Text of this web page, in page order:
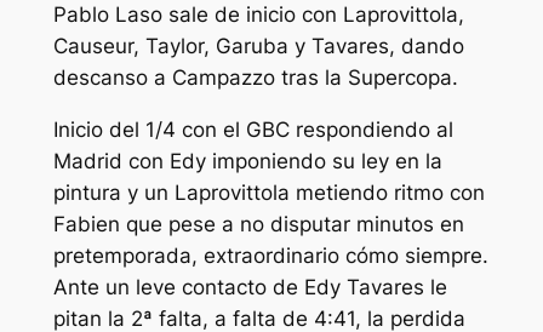
Pablo Laso sale de inicio con Laprovittola,
Causeur, Taylor, Garuba y Tavares, dando
descanso a Campazzo tras la Supercopa.
Inicio del 1/4 con el GBC respondiendo al
Madrid con Edy imponiendo su ley en la
pintura y un Laprovittola metiendo ritmo con
Fabien que pese a no disputar minutos en
pretemporada, extraordinario cómo siempre.
Ante un leve contacto de Edy Tavares le
pitan la 2ª falta, a falta de 4:41, la perdida